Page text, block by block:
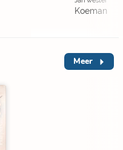
Koeman
Meer